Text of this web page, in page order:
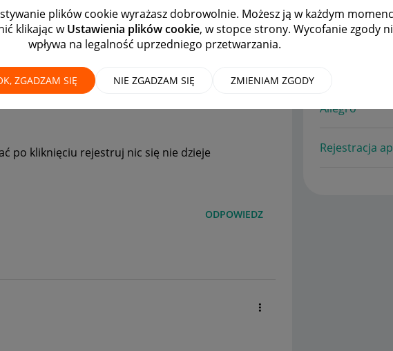
plików cookie wyrażasz dobrowolnie. Możesz ją w każdym
klikając wUstawienia plików cookie, w stopce strony. Wycofanie zgody
wpływa na legalność uprzedniego przetwarzania.
ZGADZAM SIĘ NIE ZGADZAM SIĘ ZMIENIAM ZGODY
po kliknięciu rejestruj nic się nie dzieje
ODPOWIEDZ
POPRZEDNIA NASTĘPNA
aplikacji
Allegro
Rejestracja